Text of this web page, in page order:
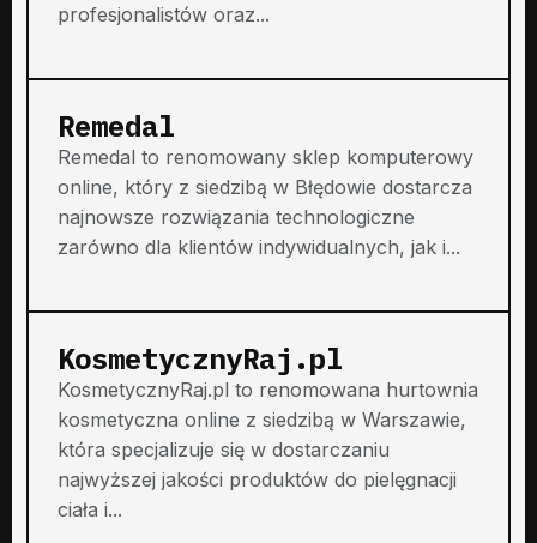
profesjonalistów oraz...
Remedal
Remedal to renomowany sklep komputerowy
online, który z siedzibą w Błędowie dostarcza
najnowsze rozwiązania technologiczne
zarówno dla klientów indywidualnych, jak i...
KosmetycznyRaj.pl
KosmetycznyRaj.pl to renomowana hurtownia
kosmetyczna online z siedzibą w Warszawie,
która specjalizuje się w dostarczaniu
najwyższej jakości produktów do pielęgnacji
ciała i...